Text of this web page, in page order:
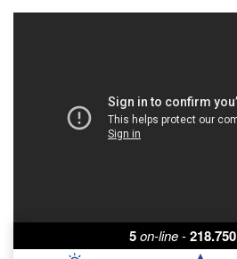
5on-line-218.750